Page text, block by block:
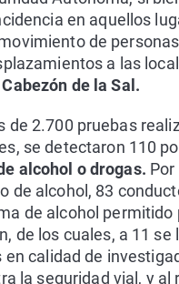
en aquellos
de
a las
de la Sal.
de 2.700 pruebas
se detectaron 110
alcohol o drogas.
de alcohol, 83
de alcohol permitido
de los cuales, a 11 se
en calidad de
la seguridad vial, y al